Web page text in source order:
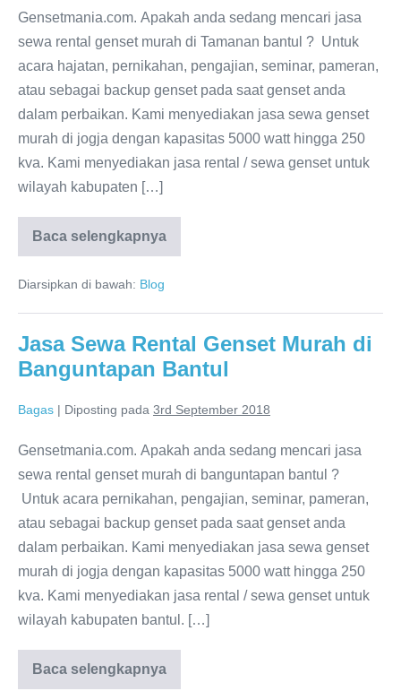
Gensetmania.com. Apakah anda sedang mencari jasa
sewa rental genset murah di Tamanan bantul ? Untuk
acara hajatan, pernikahan, pengajian, seminar, pameran,
atau sebagai backup genset pada saat genset anda
dalam perbaikan. Kami menyediakan jasa sewa genset
murah di jogja dengan kapasitas 5000 watt hingga 250
kva. Kami menyediakan jasa rental / sewa genset untuk
wilayah kabupaten […]
Baca selengkapnya
Diarsipkan di bawah: Blog
Jasa Sewa Rental Genset Murah di
Banguntapan Bantul
Bagas | Diposting pada 3rd September 2018
Gensetmania.com. Apakah anda sedang mencari jasa
sewa rental genset murah di banguntapan bantul ?
Untuk acara pernikahan, pengajian, seminar, pameran,
atau sebagai backup genset pada saat genset anda
dalam perbaikan. Kami menyediakan jasa sewa genset
murah di jogja dengan kapasitas 5000 watt hingga 250
kva. Kami menyediakan jasa rental / sewa genset untuk
wilayah kabupaten bantul. […]
Baca selengkapnya